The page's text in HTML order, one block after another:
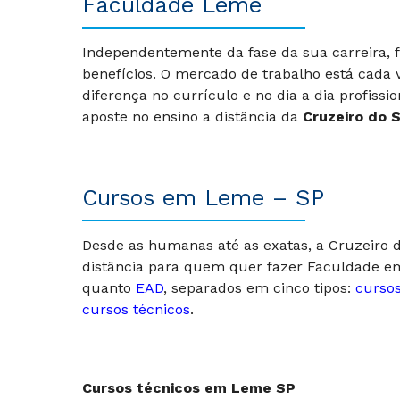
Independentemente da fase da sua carreira,
benefícios. O mercado de trabalho está
diferença no currículo e no dia a dia
aposte no ensino a distância da Cruzeiro do
Cursos em Leme – SP
Desde as humanas até as exatas, a
distância para quem quer fazer Faculdade
quanto EAD, separados em cinco tipos:
cursos técnicos.
Cursos técnicos em Leme SP